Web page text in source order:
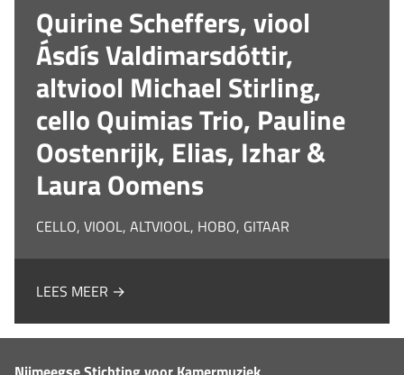
Quirine Scheffers, viool
Ásdís Valdimarsdóttir,
altviool Michael Stirling,
cello Quimias Trio, Pauline
Oostenrijk, Elias, Izhar &
Laura Oomens
CELLO, VIOOL, ALTVIOOL, HOBO, GITAAR
LEES MEER →